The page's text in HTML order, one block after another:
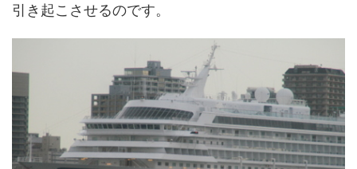
引き起こさせるのです。